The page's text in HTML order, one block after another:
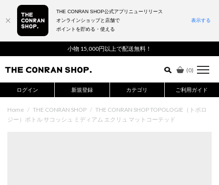
小物 15,000円以上で配送無料！
(0)
ログイン 新規登録 カテゴリ ご利用ガイド
詳細検索はこちら
Home / THE CONRAN SHOP / THE CONRAN SHOP TOPOLOGIE（トポロ
ジー）ボトル サコッシュ ミディアム エクリュ マットコーテッド
THE CONRAN SHOP公式アプリニューリリース
オンラインショップと店舗で
ポイントを貯める・使える
表示する